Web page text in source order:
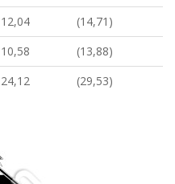
12,04
(14,71)
10,58
(13,88)
24,12 (29,53)